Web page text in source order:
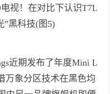
近期发布了年度Mini L
万象分区技术在黑色均